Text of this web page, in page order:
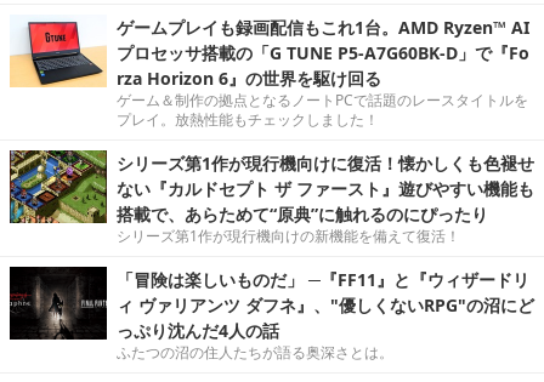
ゲームプレイも録画配信もこれ1台。AMD Ryzen™ AI
プロセッサ搭載の「G TUNE P5-A7G60BK-D」で『Fo
rza Horizon 6』の世界を駆け回る
ゲーム＆制作の拠点となるノートPCで話題のレースタイトルを
プレイ。放熱性能もチェックしました！
シリーズ第1作が現行機向けに復活！懐かしくも色褪せ
ない『カルドセプト ザ ファースト』遊びやすい機能も
搭載で、あらためて“原典”に触れるのにぴったり
シリーズ第1作が現行機向けの新機能を備えて復活！
「冒険は楽しいものだ」 ─『FF11』と『ウィザードリ
ィ ヴァリアンツ ダフネ』、"優しくないRPG"の沼にど
っぷり沈んだ4人の話
ふたつの沼の住人たちが語る奥深さとは。